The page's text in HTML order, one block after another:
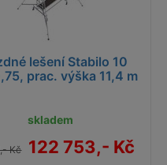
Technické
lehké, stabilní a snadno
lešení Stabilo 10
prac. výška 11,4 m
skladem
Kč 122 753,- Kč